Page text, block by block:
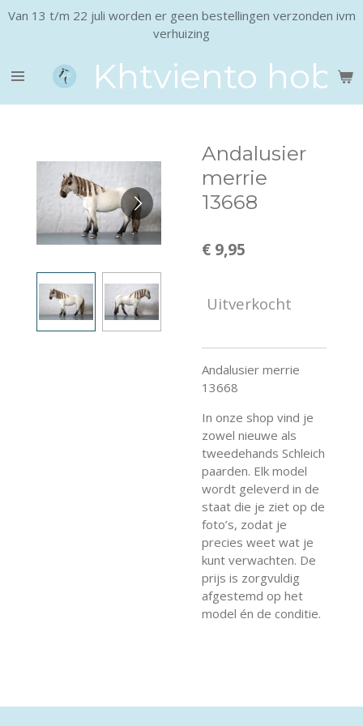
Ga
de
hoofdinhoud
Khtviento
Van 13 t/m 22 juli worden er geen bestellingen verzonden ivm
verhuizing
Andalusier
merrie
13668
€ 9,95
Uitverkocht
Andalusier merrie
13668
In onze shop vind je
zowel nieuwe als
tweedehands Schleich
paarden. Elk model
wordt geleverd in de
staat die je ziet op de
foto’s, zodat je
precies weet wat je
kunt verwachten. De
prijs is zorgvuldig
afgestemd op het
model én de conditie.